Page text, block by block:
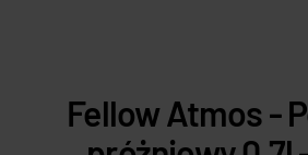
Fellow Atmos -